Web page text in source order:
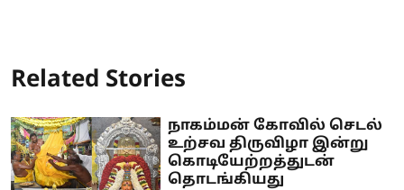
Related Stories
நாகம்மன் கோவில் செடல்
உற்சவ திருவிழா இன்று
கொடியேற்றத்துடன்
தொடங்கியது